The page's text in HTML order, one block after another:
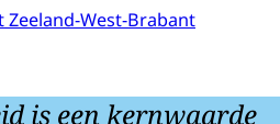
West-Brabant
is een kernwaarde